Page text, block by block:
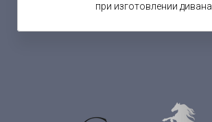
при изготовлении дивана